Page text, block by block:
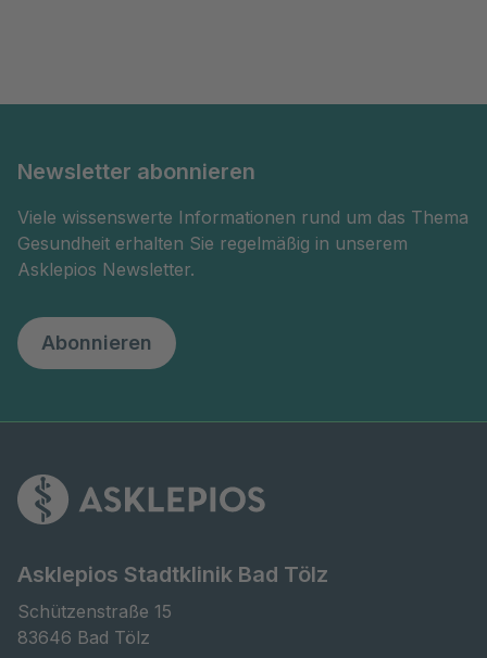
Newsletter abonnieren
Viele wissenswerte Informationen rund um das Thema
Gesundheit erhalten Sie regelmäßig in unserem
Asklepios Newsletter.
Abonnieren
Asklepios Stadtklinik Bad Tölz
Schützenstraße 15
83646 Bad Tölz